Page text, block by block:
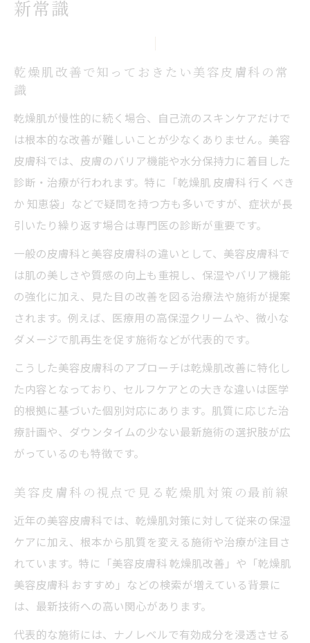
新常識
乾燥肌改善で知っておきたい美容皮膚科の常
識
乾燥肌が慢性的に続く場合、自己流のスキンケアだけで
は根本的な改善が難しいことが少なくありません。美容
皮膚科では、皮膚のバリア機能や水分保持力に着目した
診断・治療が行われます。特に「乾燥肌 皮膚科 行く べき
か 知恵袋」などで疑問を持つ方も多いですが、症状が長
引いたり繰り返す場合は専門医の診断が重要です。
一般の皮膚科と美容皮膚科の違いとして、美容皮膚科で
は肌の美しさや質感の向上も重視し、保湿やバリア機能
の強化に加え、見た目の改善を図る治療法や施術が提案
されます。例えば、医療用の高保湿クリームや、微小な
ダメージで肌再生を促す施術などが代表的です。
こうした美容皮膚科のアプローチは乾燥肌改善に特化し
た内容となっており、セルフケアとの大きな違いは医学
的根拠に基づいた個別対応にあります。肌質に応じた治
療計画や、ダウンタイムの少ない最新施術の選択肢が広
がっているのも特徴です。
美容皮膚科の視点で見る乾燥肌対策の最前線
近年の美容皮膚科では、乾燥肌対策に対して従来の保湿
ケアに加え、根本から肌質を変える施術や治療が注目さ
れています。特に「美容皮膚科 乾燥肌改善」や「乾燥肌
美容皮膚科 おすすめ」などの検索が増えている背景に
は、最新技術への高い関心があります。
代表的な施術には、ナノレベルで有効成分を浸透させる